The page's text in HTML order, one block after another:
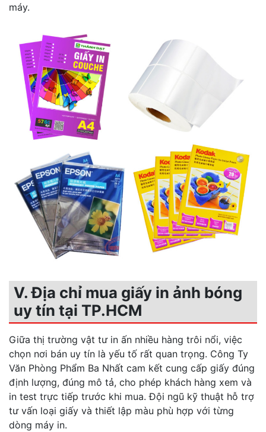
máy.
V. Địa chỉ mua giấy in ảnh bóng
uy tín tại TP.HCM
Giữa thị trường vật tư in ấn nhiều hàng trôi nổi, việc
chọn nơi bán uy tín là yếu tố rất quan trọng. Công Ty
Văn Phòng Phẩm Ba Nhất cam kết cung cấp giấy đúng
định lượng, đúng mô tả, cho phép khách hàng xem và
in test trực tiếp trước khi mua. Đội ngũ kỹ thuật hỗ trợ
tư vấn loại giấy và thiết lập màu phù hợp với từng
dòng máy in.